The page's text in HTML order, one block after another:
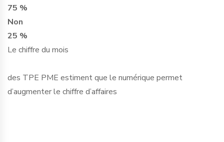
75 %
Non
25 %
Le chiffre du mois
des TPE PME estiment que le numérique permet
d’augmenter le chiffre d’affaires